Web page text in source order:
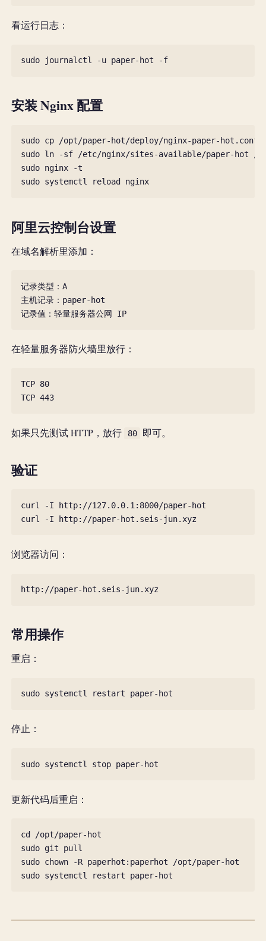
看运行日志：
sudo journalctl -u paper-hot -f
安装 Nginx 配置
sudo cp /opt/paper-hot/deploy/nginx-paper-hot.conf
sudo ln -sf /etc/nginx/sites-available/paper-hot
/
sudo nginx
-t
sudo systemctl reload nginx
阿里云控制台设置
在域名解析里添加：
记录类型：A
主机记录：paper-hot
记录值：轻量服务器公网 IP
在轻量服务器防火墙里放行：
TCP 80
TCP 443
如果只先测试 HTTP，放行 80 即可。
验证
curl -I
http://127.0.0.1:8000/paper-hot
curl
-I http://paper-hot.seis-jun.xyz
浏览器访问：
http://paper-hot.seis-jun.xyz
常用操作
重启：
sudo systemctl restart
停止：
sudo systemctl stop
更新代码后重启：
cd
/opt/paper-hot
sudo git
pull
sudo chown -R paperhot:paperhot
/opt/paper-hot
sudo systemctl restart